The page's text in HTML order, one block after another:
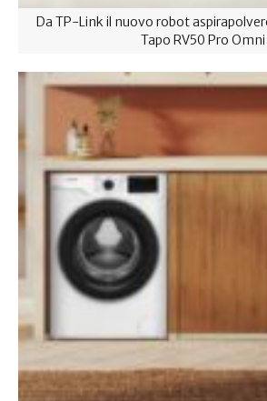
Da TP-Link il nuovo robot
Tapo RV50 Pro Omni